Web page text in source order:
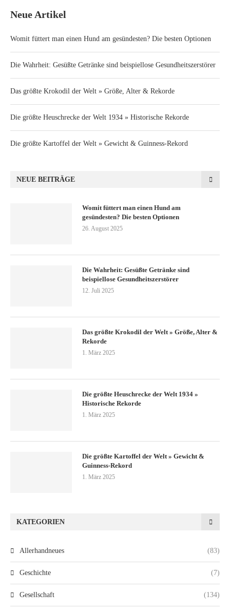
Neue Artikel
Womit füttert man einen Hund am gesündesten? Die besten Optionen
Die Wahrheit: Gesüßte Getränke sind beispiellose Gesundheitszerstörer
Das größte Krokodil der Welt » Größe, Alter & Rekorde
Die größte Heuschrecke der Welt 1934 » Historische Rekorde
Die größte Kartoffel der Welt » Gewicht & Guinness-Rekord
NEUE BEITRÄGE
Womit füttert man einen Hund am
gesündesten? Die besten Optionen
26. August 2025
Die Wahrheit: Gesüßte Getränke sind
beispiellose Gesundheitszerstörer
12. Juli 2025
Das größte Krokodil der Welt » Größe, Alter &
Rekorde
1. März 2025
Die größte Heuschrecke der Welt 1934 »
Historische Rekorde
1. März 2025
Die größte Kartoffel der Welt » Gewicht &
Guinness-Rekord
1. März 2025
KATEGORIEN
Allerhandneues (83)
Geschichte (7)
Gesellschaft (134)